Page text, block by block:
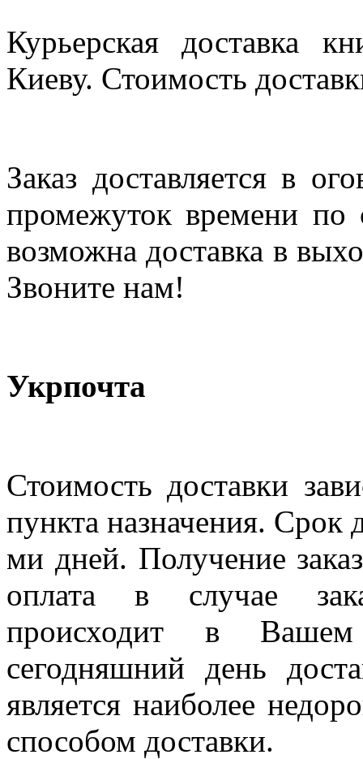
Курьерская доставка
Киеву. Стоимость
Заказ доставляется в
промежуток времени по
возможна доставка в
Звоните нам!
Укрпочта
Стоимость доставки
пункта назначения. Срок
ми дней. Получение
оплата в случае
происходит в
сегодняшний день
является наиболее
способом доставки.